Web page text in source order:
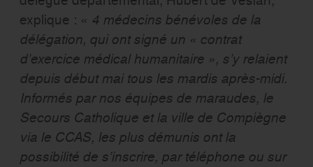
explique : « 4 médecins bénévoles de la
délégation, qui ont signé un « contrat
d’exercice médical humanitaire », s’y relaient
depuis début mai tous les mardis après-midi.
Informés par nos équipes de maraudes, le
Secours Catholique et la ville de Compiègne
via le CCAS, les plus démunis ont la
possibilité de s’inscrire, par téléphone ou sur